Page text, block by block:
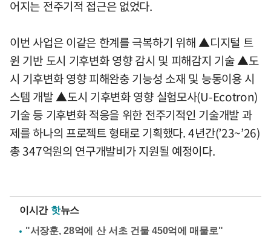
어지는 전주기적 접근은 없었다.
이번 사업은 이같은 한계를 극복하기 위해 ▲디지털 트
윈 기반 도시 기후변화 영향 감시 및 피해감지 기술 ▲도
시 기후변화 영향 피해완충 기능성 소재 및 능동이용 시
스템 개발 ▲도시 기후변화 영향 실험모사(U-Ecotron)
기술 등 기후변화 적응을 위한 전주기적인 기술개발 과
제를 하나의 프로젝트 형태로 기획했다. 4년간(’23~’26)
총 347억원의 연구개발비가 지원될 예정이다.
이시간 핫뉴스
"서장훈, 28억에 산 서초 건물 450억에 매물로"